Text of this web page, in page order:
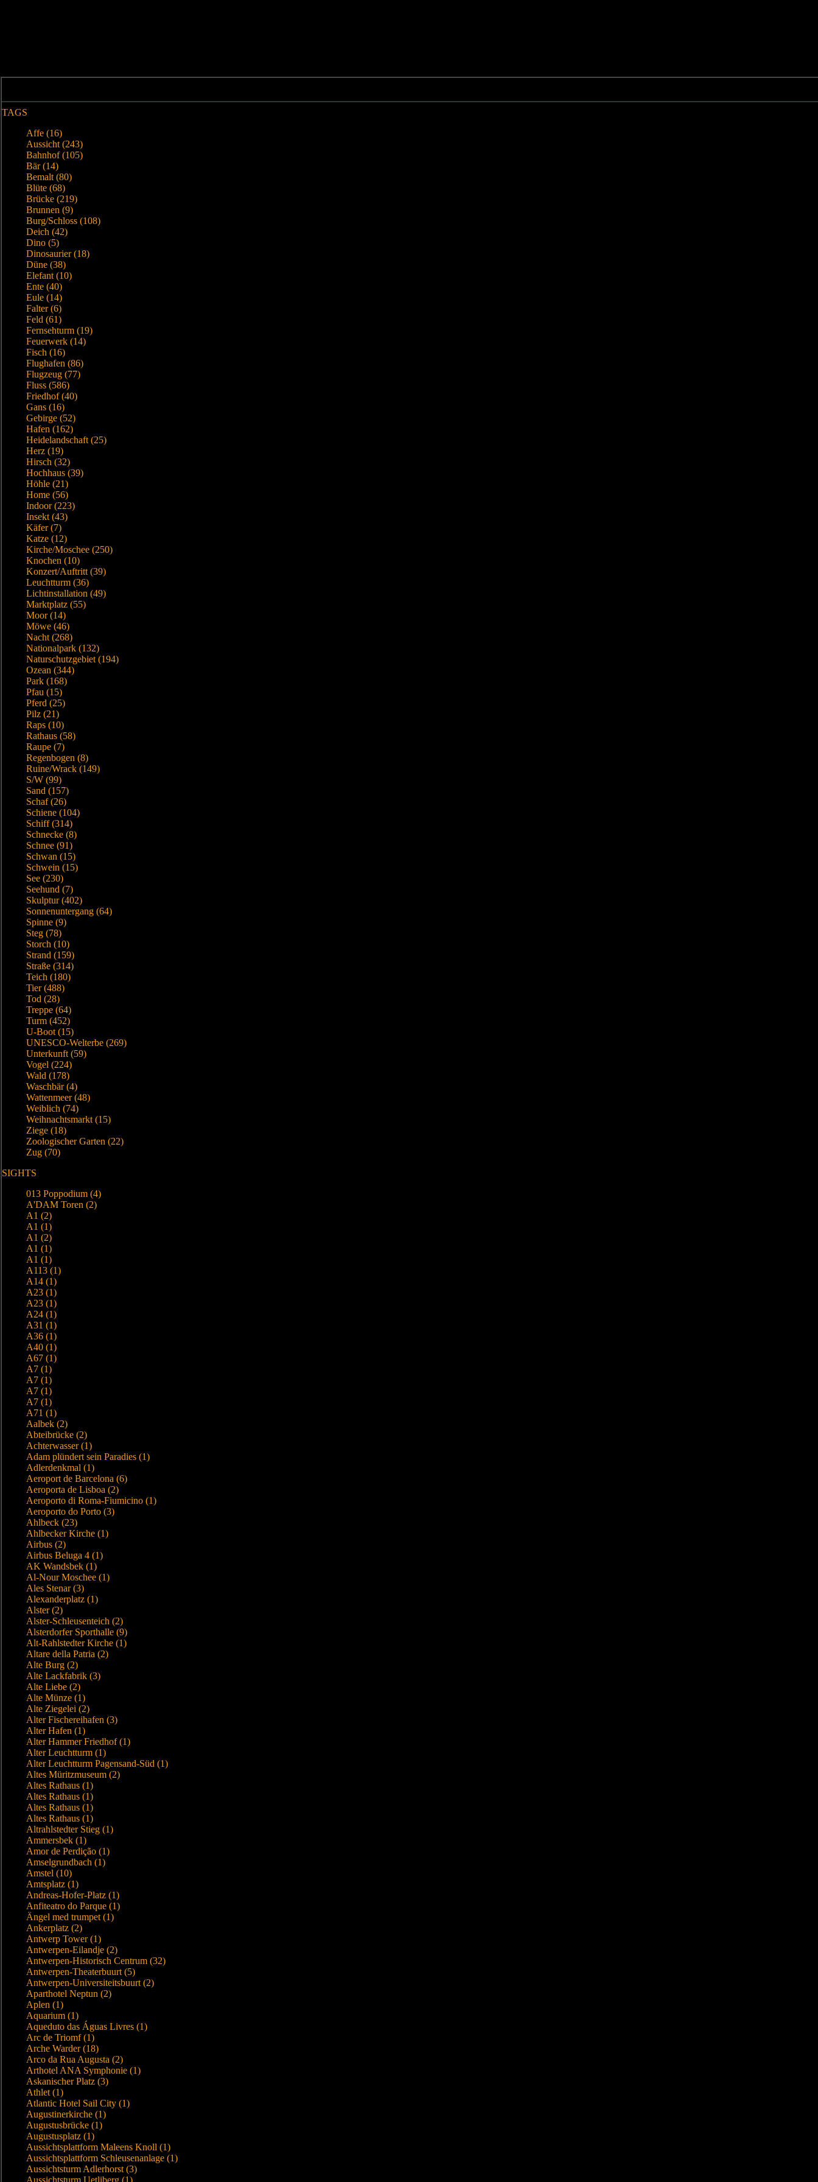
TAGS
Affe (16)
Aussicht (243)
Bahnhof (105)
Bär (14)
Bemalt (80)
Blüte (68)
Brücke (219)
Brunnen (9)
Burg/Schloss (108)
Deich (42)
Dino (5)
Dinosaurier (18)
Düne (38)
Elefant (10)
Ente (40)
Eule (14)
Falter (6)
Feld (61)
Fernsehturm (19)
Feuerwerk (14)
Fisch (16)
Flughafen (86)
Flugzeug (77)
Fluss (586)
Friedhof (40)
Gans (16)
Gebirge (52)
Hafen (162)
Heidelandschaft (25)
Herz (19)
Hirsch (32)
Hochhaus (39)
Höhle (21)
Home (56)
Indoor (223)
Insekt (43)
Käfer (7)
Katze (12)
Kirche/Moschee (250)
Knochen (10)
Konzert/Auftritt (39)
Leuchtturm (36)
Lichtinstallation (49)
Marktplatz (55)
Moor (14)
Möwe (46)
Nacht (268)
Nationalpark (132)
Naturschutzgebiet (194)
Ozean (344)
Park (168)
Pfau (15)
Pferd (25)
Pilz (21)
Raps (10)
Rathaus (58)
Raupe (7)
Regenbogen (8)
Ruine/Wrack (149)
S/W (99)
Sand (157)
Schaf (26)
Schiene (104)
Schiff (314)
Schnecke (8)
Schnee (91)
Schwan (15)
Schwein (15)
See (230)
Seehund (7)
Skulptur (402)
Sonnenuntergang (64)
Spinne (9)
Steg (78)
Storch (10)
Strand (159)
Straße (314)
Teich (180)
Tier (488)
Tod (28)
Treppe (64)
Turm (452)
U-Boot (15)
UNESCO-Welterbe (269)
Unterkunft (59)
Vogel (224)
Wald (178)
Waschbär (4)
Wattenmeer (48)
Weiblich (74)
Weihnachtsmarkt (15)
Ziege (18)
Zoologischer Garten (22)
Zug (70)
SIGHTS
013 Poppodium (4)
A'DAM Toren (2)
A1 (2)
A1 (1)
A1 (2)
A1 (1)
A1 (1)
A113 (1)
A14 (1)
A23 (1)
A23 (1)
A24 (1)
A31 (1)
A36 (1)
A40 (1)
A67 (1)
A7 (1)
A7 (1)
A7 (1)
A7 (1)
A71 (1)
Aalbek (2)
Abteibrücke (2)
Achterwasser (1)
Adam plündert sein Paradies (1)
Adlerdenkmal (1)
Aeroport de Barcelona (6)
Aeroporta de Lisboa (2)
Aeroporto di Roma-Fiumicino (1)
Aeroporto do Porto (3)
Ahlbeck (23)
Ahlbecker Kirche (1)
Airbus (2)
Airbus Beluga 4 (1)
AK Wandsbek (1)
Al-Nour Moschee (1)
Ales Stenar (3)
Alexanderplatz (1)
Alster (2)
Alster-Schleusenteich (2)
Alsterdorfer Sporthalle (9)
Alt-Rahlstedter Kirche (1)
Altare della Patria (2)
Alte Burg (2)
Alte Lackfabrik (3)
Alte Liebe (2)
Alte Münze (1)
Alte Ziegelei (2)
Alter Fischereihafen (3)
Alter Hafen (1)
Alter Hammer Friedhof (1)
Alter Leuchtturm (1)
Alter Leuchtturm Pagensand-Süd (1)
Altes Müritzmuseum (2)
Altes Rathaus (1)
Altes Rathaus (1)
Altes Rathaus (1)
Altes Rathaus (1)
Altrahlstedter Stieg (1)
Ammersbek (1)
Amor de Perdição (1)
Amselgrundbach (1)
Amstel (10)
Amtsplatz (1)
Andreas-Hofer-Platz (1)
Anfiteatro do Parque (1)
Ängel med trumpet (1)
Ankerplatz (2)
Antwerp Tower (1)
Antwerpen-Eilandje (2)
Antwerpen-Historisch Centrum (32)
Antwerpen-Theaterbuurt (5)
Antwerpen-Universiteitsbuurt (2)
Aparthotel Neptun (2)
Aplen (1)
Aquarium (1)
Aqueduto das Águas Livres (1)
Arc de Triomf (1)
Arche Warder (18)
Arco da Rua Augusta (2)
Arthotel ANA Symphonie (1)
Askanischer Platz (3)
Athlet (1)
Atlantic Hotel Sail City (1)
Augustinerkirche (1)
Augustusbrücke (1)
Augustusplatz (1)
Aussichtsplattform Maleens Knoll (1)
Aussichtsplattform Schleusenanlage (1)
Aussichtsturm Adlerhorst (3)
Aussichtsturm Uetliberg (1)